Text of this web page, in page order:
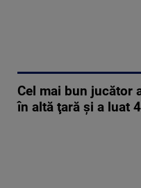
Cel mai bun jucător
în altă ţară şi a luat